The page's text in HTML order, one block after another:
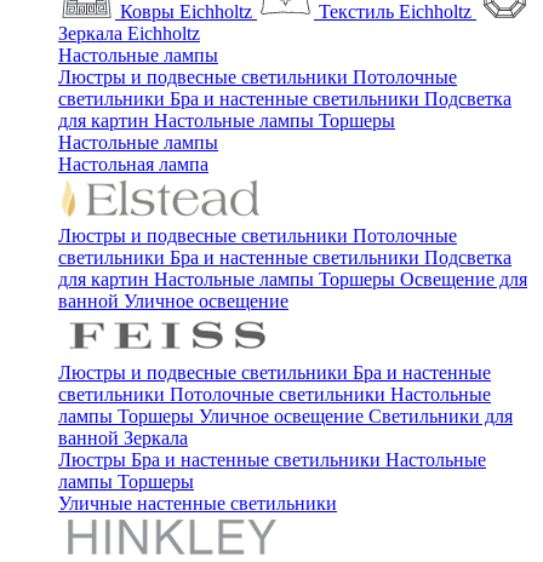
Ковры Eichholtz
Текстиль Eichholtz
Зеркала Eichholtz
Настольные лампы
Люстры и подвесные светильники Потолочные
светильники Бра и настенные светильники Подсветка
для картин Настольные лампы Торшеры
Настольные лампы
Настольная лампа
Люстры и подвесные светильники Потолочные
светильники Бра и настенные светильники Подсветка
для картин Настольные лампы Торшеры Освещение для
ванной Уличное освещение
Люстры и подвесные светильники Бра и настенные
светильники Потолочные светильники Настольные
лампы Торшеры Уличное освещение Светильники для
ванной Зеркала
Люстры Бра и настенные светильники Настольные
лампы Торшеры
Уличные настенные светильники